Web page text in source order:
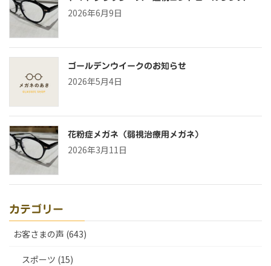
2026年6月9日
ゴールデンウイークのお知らせ
2026年5月4日
花粉症メガネ（弱視治療用メガネ）
2026年3月11日
カテゴリー
お客さまの声 (643)
スポーツ (15)